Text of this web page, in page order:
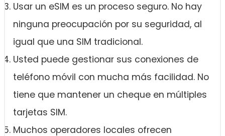
Usar un eSIM es un proceso seguro. No hay
ninguna preocupación por su seguridad, al
igual que una SIM tradicional.
Usted puede gestionar sus conexiones de
teléfono móvil con mucha más facilidad. No
tiene que mantener un cheque en múltiples
tarjetas SIM.
Muchos operadores locales ofrecen